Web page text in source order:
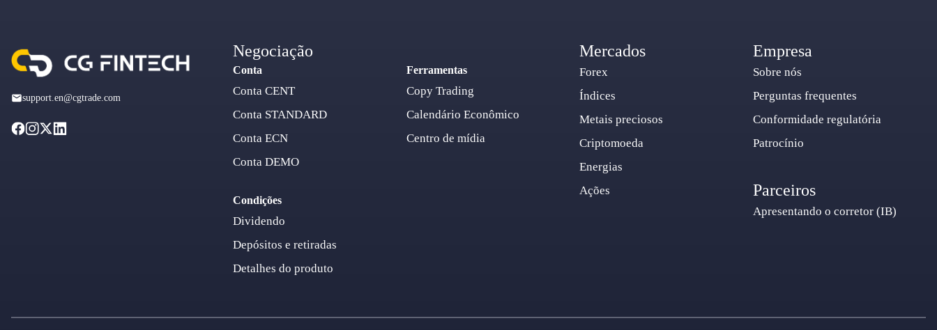
support.en@cgtrade.com
Negociação
Conta
Conta CENT
Conta STANDARD
Conta ECN
Conta DEMO
Condições
Dividendo
Depósitos e retiradas
Detalhes do produto
Ferramentas
Copy Trading
Calendário Econômico
Centro de mídia
Mercados
Forex
Índices
Metais preciosos
Criptomoeda
Energias
Ações
Empresa
Sobre nós
Perguntas frequentes
Conformidade regulatória
Patrocínio
Parceiros
Apresentando o corretor (IB)